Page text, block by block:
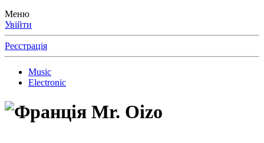
Меню
Увійти
Реєстрація
Music
Electronic
Mr. Oizo